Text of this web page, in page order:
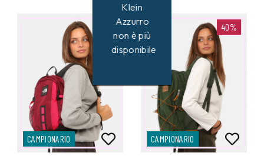
CAMPIONARIO
40%
CAMPIONARIO
Klein
Azzurro
non è più
disponibile